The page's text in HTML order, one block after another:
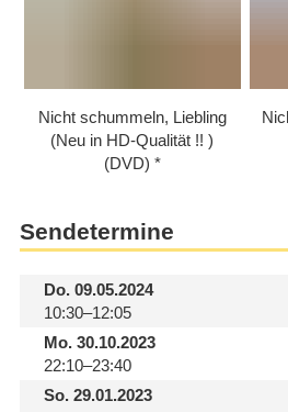
Nicht schummeln, Liebling
(Neu in HD-Qualität !! )
(DVD)
Sendetermine
Do.09.05.2024
10:30–12:05
Mo.30.10.2023
22:10–23:40
So.29.01.2023